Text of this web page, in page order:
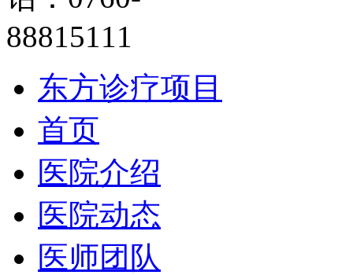
东方诊疗项目
首页
医院介绍
医院动态
医师团队